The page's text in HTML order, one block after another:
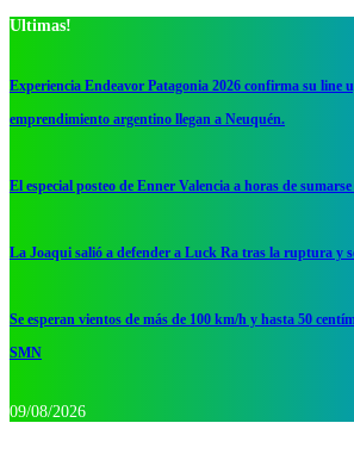
Ultimas!
Experiencia Endeavor Patagonia 2026 confirma su line
emprendimiento argentino llegan a Neuquén.
El especial posteo de Enner Valencia a horas de sumarse
La Joaqui salió a defender a Luck Ra tras la ruptura y
Se esperan vientos de más de 100 km/h y hasta 50
SMN
09/08/2026